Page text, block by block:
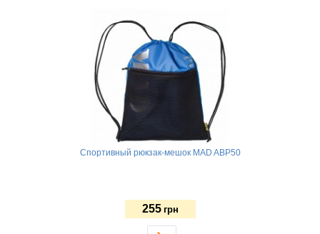
Спортивный рюкзак-мешок MAD ABP50
255 грн